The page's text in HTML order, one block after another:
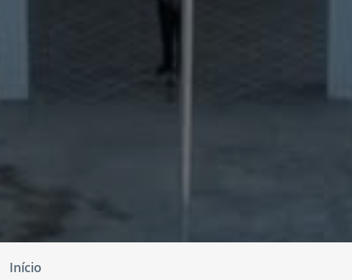
Início